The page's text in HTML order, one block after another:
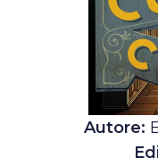
Autore: